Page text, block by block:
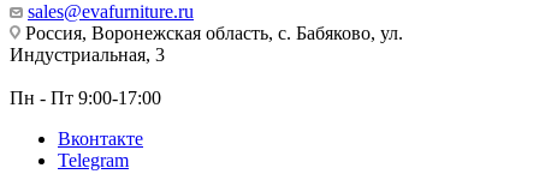
sales@evafurniture.ru
Россия, Воронежская область, с. Бабяково, ул.
Индустриальная, 3
Пн - Пт 9:00-17:00
Вконтакте
Telegram